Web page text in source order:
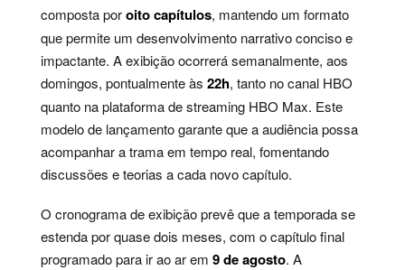
composta poroito capítulos, mantendo um formato
que permite um desenvolvimento narrativo conciso e
impactante. A exibição ocorrerá semanalmente, aos
domingos, pontualmente às 22h, tanto no canal HBO
quanto na plataforma de streaming HBO Max. Este
modelo de lançamento garante que a audiência possa
acompanhar a trama em tempo real, fomentando
discussões e teorias a cada novo capítulo.
O cronograma de exibição prevê que a temporada se
estenda por quase dois meses, com o capítulo final
programado para ir ao ar em 9 de agosto. A